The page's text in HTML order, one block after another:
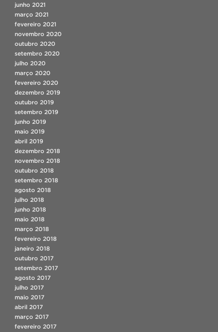
junho 2021
março 2021
fevereiro 2021
novembro 2020
outubro 2020
setembro 2020
julho 2020
março 2020
fevereiro 2020
dezembro 2019
outubro 2019
setembro 2019
junho 2019
maio 2019
abril 2019
dezembro 2018
novembro 2018
outubro 2018
setembro 2018
agosto 2018
julho 2018
junho 2018
maio 2018
março 2018
fevereiro 2018
janeiro 2018
outubro 2017
setembro 2017
agosto 2017
julho 2017
maio 2017
abril 2017
março 2017
fevereiro 2017